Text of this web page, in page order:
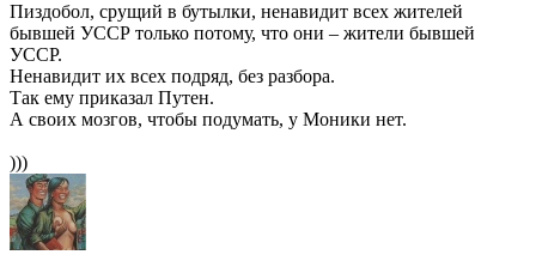
Пиздобол, срущий в бутылки, ненавидит всех жителей
бывшей УССР только потому, что они – жители бывшей
УССР.
Ненавидит их всех подряд, без разбора.
Так ему приказал Путен.
А своих мозгов, чтобы подумать, у Моники нет.
)))